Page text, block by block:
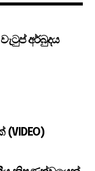
අර්බුදය